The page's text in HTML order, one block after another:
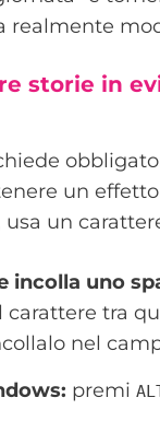
realmente
storie in
un
un
incolla uno
carattere tra
nel
premi